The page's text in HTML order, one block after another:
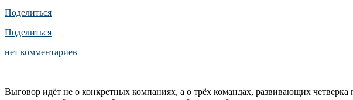
Поделиться
Поделиться
нет комментариев
Выговор идёт не о конкретных компаниях, а о трёх командах, развивающих